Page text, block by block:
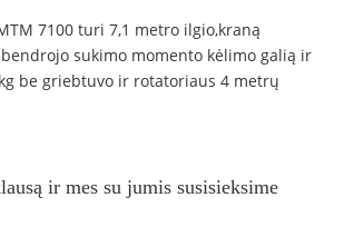
7100 turi 7,1 metro ilgio,kraną
sukimo momento kėlimo galią ir
be griebtuvo ir rotatoriaus 4 metrų
ir mes su jumis susisieksime